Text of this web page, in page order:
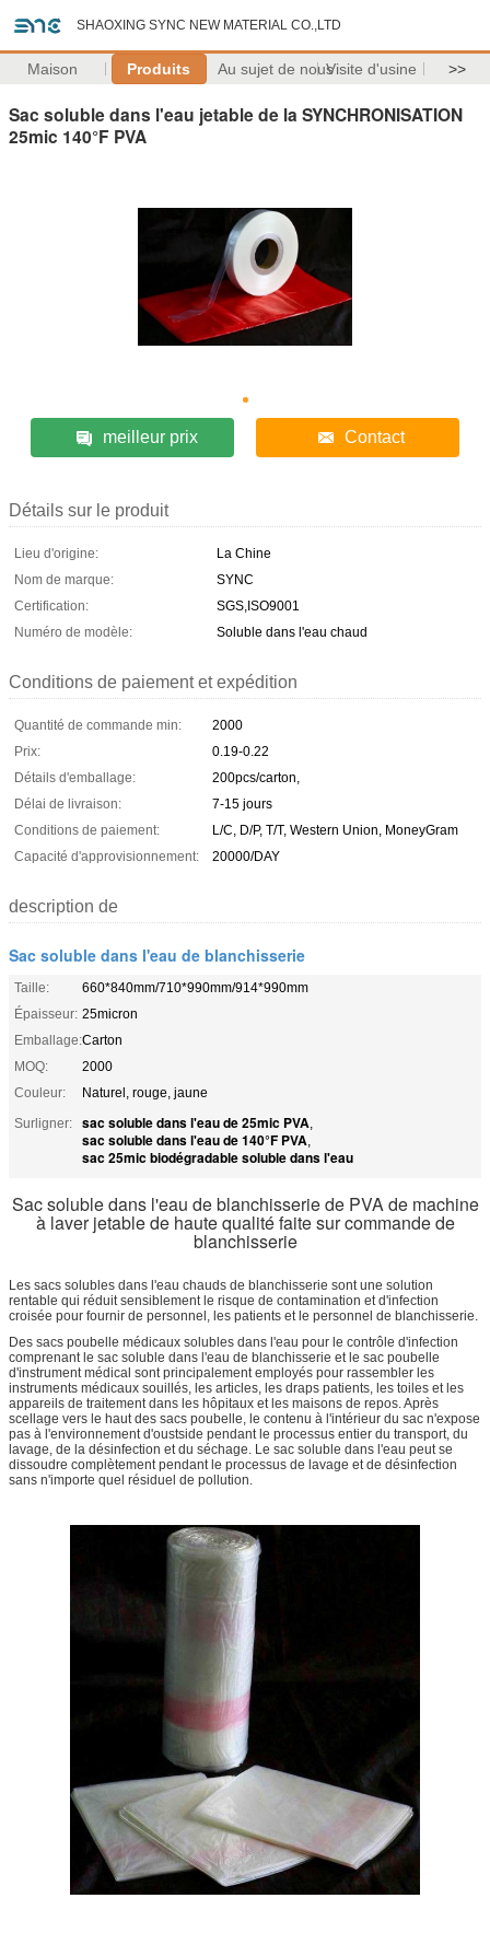
SHAOXING SYNC NEW MATERIAL CO.,LTD
Maison Produits Au sujet de nousVisite d'usine >>
Sac soluble dans l'eau jetable de la SYNCHRONISATION
25mic 140°F PVA
meilleur prix Contact
Détails sur le produit
Lieu d'origine:
La Chine
Nom de marque:
SYNC
Certification:
SGS,ISO9001
Numéro de modèle:
Soluble dans l'eau chaud
Conditions de paiement et expédition
Quantité de commande min:
2000
Prix:
0.19-0.22
Détails d'emballage:
200pcs/carton,
Délai de livraison:
7-15 jours
Conditions de paiement:
L/C, D/P, T/T, Western Union, MoneyGram
Capacité d'approvisionnement:
20000/DAY
description de
Sac soluble dans l'eau de blanchisserie
Taille:
660*840mm/710*990mm/914*990mm
Épaisseur: 25micron
Emballage:Carton
MOQ:
2000
Couleur:
Naturel, rouge, jaune
Surligner:
sac soluble dans l'eau de 25mic PVA,
sac soluble dans l'eau de 140°F PVA,
sac 25mic biodégradable soluble dans l'eau
Sac soluble dans l'eau de blanchisserie de PVA de machine
à laver jetable de haute qualité faite sur commande de
blanchisserie
Les sacs solubles dans l'eau chauds de blanchisserie sont une solution
rentable qui réduit sensiblement le risque de contamination et d'infection
croisée pour fournir de personnel, les patients et le personnel de blanchisserie.
Des sacs poubelle médicaux solubles dans l'eau pour le contrôle d'infection
comprenant le sac soluble dans l'eau de blanchisserie et le sac poubelle
d'instrument médical sont principalement employés pour rassembler les
instruments médicaux souillés, les articles, les draps patients, les toiles et les
appareils de traitement dans les hôpitaux et les maisons de repos. Après
scellage vers le haut des sacs poubelle, le contenu à l'intérieur du sac n'expose
pas à l'environnement d'oustside pendant le processus entier du transport, du
lavage, de la désinfection et du séchage. Le sac soluble dans l'eau peut se
dissoudre complètement pendant le processus de lavage et de désinfection
sans n'importe quel résiduel de pollution.